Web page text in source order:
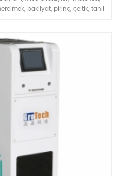
bakliyat, pirinç, çeltik, tahıl